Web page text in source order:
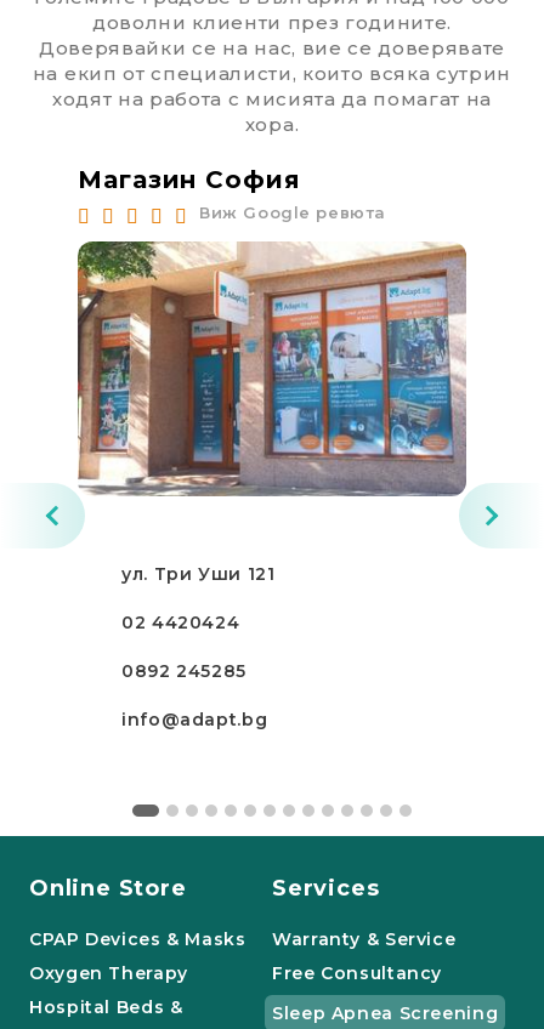
доволни клиенти през годините.
Доверявайки се на нас, вие се доверявате
на екип от специалисти, които всяка сутрин
ходят на работа с мисията да помагат на
хора.
Магазин София
Виж Google ревюта
ул. Три Уши 121
02 4420424
0892 245285
info@adapt.bg
Online Store
CPAP Devices & Masks
Oxygen Therapy
Hospital Beds &
Services
Warranty & Service
Free Consultancy
Sleep Apnea Screening